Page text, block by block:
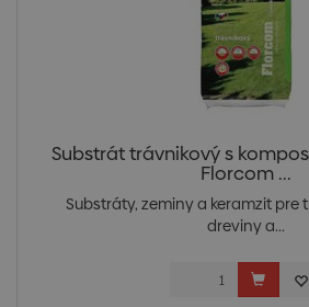
Substrát trávnikový s
Florcom ...
Substráty, zeminy a keramzit pre
dreviny a...